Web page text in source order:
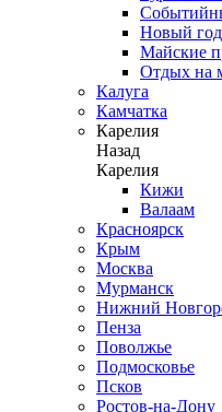
Новый
Майские
Отдых на
Калуга
Камчатка
Карелия
Назад
Карелия
Кижи
Валаам
Красноярск
Крым
Москва
Мурманск
Нижний
Пенза
Поволжье
Подмосковье
Псков
Ростов-на-Дону